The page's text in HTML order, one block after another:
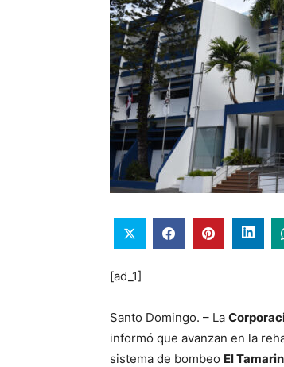
[ad_1]
Santo Domingo. – La
informó que avanzan en la
sistema de bombeo El